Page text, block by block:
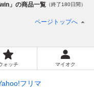
」の商品一覧 （終了180日間）
ページトップへ
ォッチ マイオク
フリマ